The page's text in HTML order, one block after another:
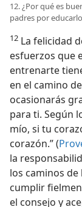
12. ¿Por qué es
padres por
12 La felicidad
esfuerzos que
entrenarte
en el camino
ocasionarás
para ti. Según
mío, si tu
corazón.” (
la
los caminos
cumplir
el consejo y